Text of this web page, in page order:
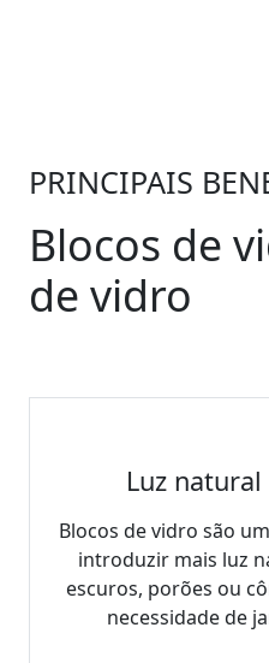
PRINCIPAIS
Blocos de
de vidro
Luz
Blocos de vidro são
introduzir mais luz
escuros, porões ou
necessidade de